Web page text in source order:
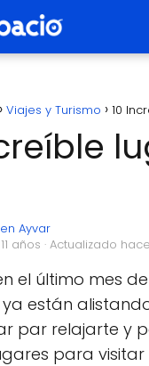
Viajes y Turismo 10
Ayvar
años · Actualizado
el último mes
están
par relajarte y
para